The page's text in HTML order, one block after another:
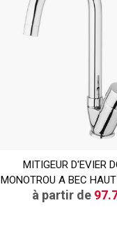
MITIGEUR D'EVIER
MONOTROU A BEC
à partir de
Demande de